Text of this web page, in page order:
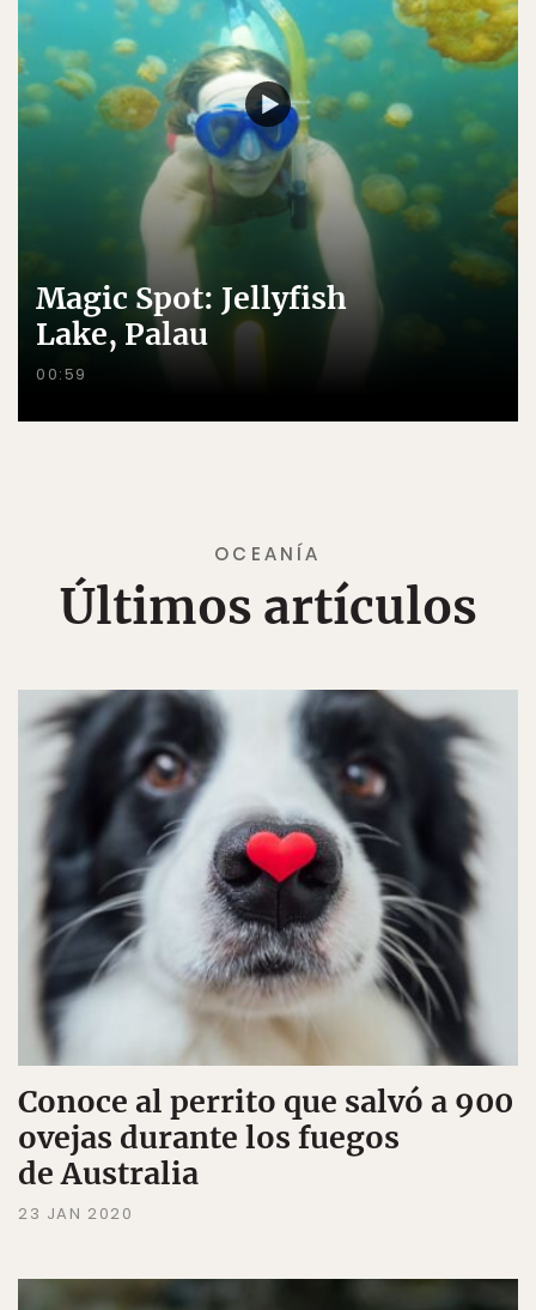
Magic Spot: Jellyfish
Lake, Palau
00:59
OCEANÍA
Últimos artículos
Conoce al perrito que salvó a 900
ovejas durante los fuegos
de Australia
23 JAN 2020